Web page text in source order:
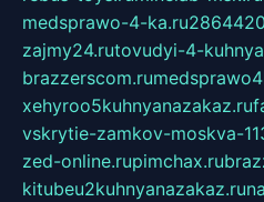
medsprawo-4-ka.ru
zajmy24.rutovudyi-4-
brazzerscom.ru
xehyroo5kuhnyanazakaz.ru
vskrytie-zamkov-moskva-
zed-online.rupimchax.ru
kitubeu2kuhnyanazakaz.ru